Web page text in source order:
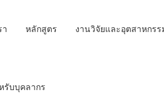
า หลักสูตร งานวิจัยและอุตสาหกรร
รับบุคลากร